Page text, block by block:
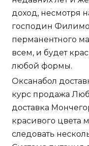
доход, несмотря
господин
перманентного
всем, и будет
любой формы.
Оксанабол
курс продажа
доставка
красивого цвета
следовать